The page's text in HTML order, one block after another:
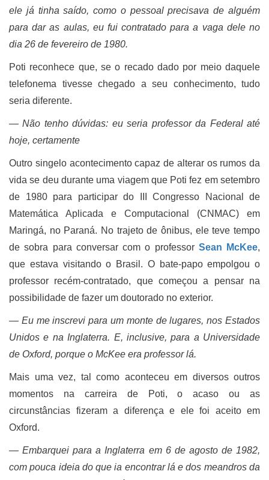
ele já tinha saído, como o pessoal precisava de alguém
para dar as aulas, eu fui contratado para a vaga dele no
dia 26 de fevereiro de 1980.
Poti reconhece que, se o recado dado por meio daquele
telefonema tivesse chegado a seu conhecimento, tudo
seria diferente.
―Não tenho dúvidas: eu seria professor da Federal até
hoje, certamente
Outro singelo acontecimento capaz de alterar os rumos da
vida se deu durante uma viagem que Poti fez em setembro
de 1980 para participar do III Congresso Nacional de
Matemática Aplicada e Computacional (CNMAC) em
Maringá, no Paraná. No trajeto de ônibus, ele teve tempo
de sobra para conversar com o professor Sean McKee,
que estava visitando o Brasil. O bate-papo empolgou o
professor recém-contratado, que começou a pensar na
possibilidade de fazer um doutorado no exterior.
― Eu me inscrevi para um monte de lugares, nos Estados
Unidos e na Inglaterra. E, inclusive, para a Universidade
de Oxford, porque o McKee era professor lá.
Mais uma vez, tal como aconteceu em diversos outros
momentos na carreira de Poti, o acaso ou as
circunstâncias fizeram a diferença e ele foi aceito em
Oxford.
― Embarquei para a Inglaterra em 6 de agosto de 1982,
com pouca ideia do que ia encontrar lá e dos meandros da